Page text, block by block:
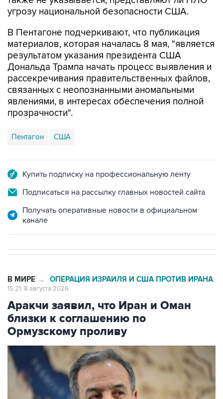
угрозу национальной безопасности США.
В Пентагоне подчеркивают, что публикация
материалов, которая началась 8 мая, "является
результатом указания президента США
Дональда Трампа начать процесс выявления и
рассекречивания правительственных файлов,
связанных с неопознанными аномальными
явлениями, в интересах обеспечения полной
прозрачности".
Пентагон США
Купить подписку на профессиональную ленту
Подписаться на рассылку главных новостей сайта
Получать оперативные новости в официальном
канале
В МИРЕ → ОПЕРАЦИЯ ИЗРАИЛЯ И США ПРОТИВ ИРАНА
15:21, 8 августа 2026
Аракчи заявил, что Иран и Оман
близки к соглашению по
Ормузскому проливу